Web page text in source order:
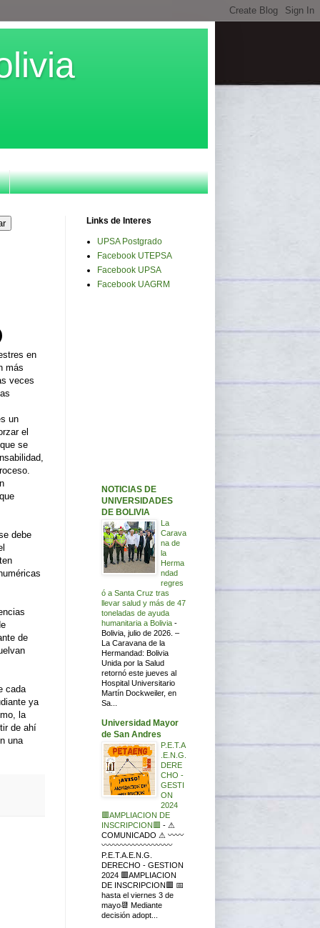
en
más
veces
un
el
se
debe
de
cada
ya
la
de ahí
una
Links de Interes
UPSA Postgrado
Facebook UTEPSA
Facebook UPSA
Facebook UAGRM
NOTICIAS DE
UNIVERSIDADES
DE BOLIVIA
La
Carava
na de
la
Herma
ndad
regres
ó a Santa Cruz tras
llevar salud y más de 47
toneladas de ayuda
humanitaria a Bolivia -
Bolivia, julio de 2026. –
La Caravana de la
Hermandad: Bolivia
Unida por la Salud
retornó este jueves al
Hospital Universitario
Martín Dockweiler, en
Sa...
Universidad Mayor
de San Andres
P.E.T.A
.E.N.G.
DERE
CHO -
GESTI
ON
2024
🟥AMPLIACION DE
INSCRIPCION🟥 - ⚠
COMUNICADO ⚠ 〰〰
〰〰〰〰〰〰〰〰〰
P.E.T.A.E.N.G.
DERECHO - GESTION
2024 🟥AMPLIACION
DE INSCRIPCION🟥 📅
hasta el viernes 3 de
mayo📆 Mediante
decisión adopt...